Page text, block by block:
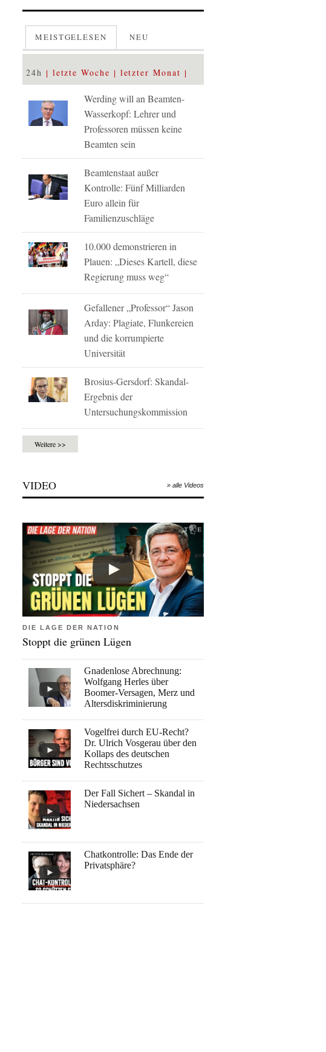
MEISTGELESEN NEU
24h letzte Woche letzter Monat
Werding will an Beamten-
Wasserkopf: Lehrer und
Professoren müssen keine
Beamten sein
Beamtenstaat außer
Kontrolle: Fünf Milliarden
Euro allein für
Familienzuschläge
10.000 demonstrieren in
Plauen: „Dieses Kartell, diese
Regierung muss weg“
Gefallener „Professor“ Jason
Arday: Plagiate, Flunkereien
und die korrumpierte
Universität
Brosius-Gersdorf: Skandal-
Ergebnis der
Untersuchungskommission
Weitere >>
VIDEO » alle Videos
DIE LAGE DER NATION
Stoppt die grünen Lügen
Gnadenlose Abrechnung:
Wolfgang Herles über
Boomer-Versagen, Merz und
Altersdiskriminierung
Vogelfrei durch EU-Recht?
Dr. Ulrich Vosgerau über den
Kollaps des deutschen
Rechtsschutzes
Der Fall Sichert – Skandal in
Niedersachsen
Chatkontrolle: Das Ende der
Privatsphäre?